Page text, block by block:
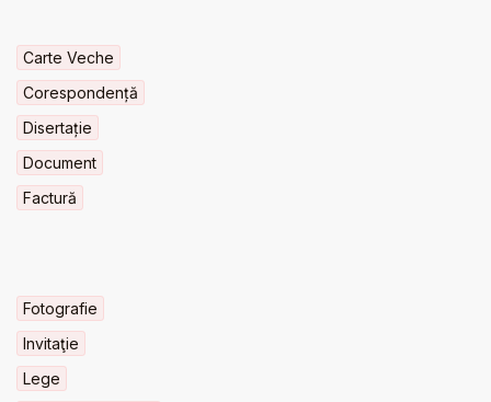
Carte Veche
Corespondență
Disertație
Document
Factură
Fotografie
Invitaţie
Lege